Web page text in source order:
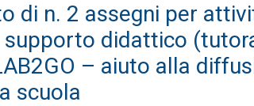
di n. 2 assegni per
didattico
– aiuto alla
scuola